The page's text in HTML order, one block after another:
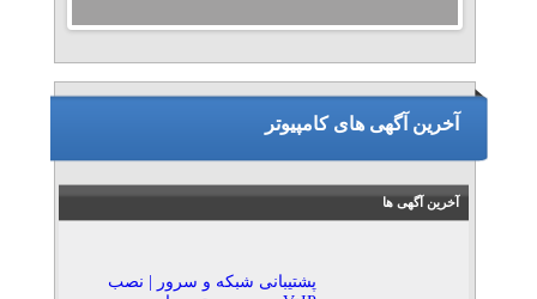
آخرین آگهی های کامپیوتر
آخرین آگهی ها
پشتیبانی شبکه و سرور | نصب